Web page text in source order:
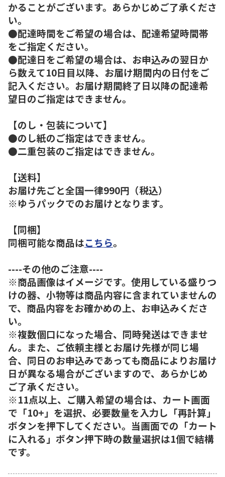
かることがございます。あらかじめご了承くださ
い。
●配達時間をご希望の場合は、配達希望時間帯
をご指定ください。
●配達日をご希望の場合は、お申込みの翌日か
ら数えて10日目以降、お届け期間内の日付をご
記入ください。お届け期間終了日以降の配達希
望日のご指定はできません。
【のし・包装について】
●のし紙のご指定はできません。
●二重包装のご指定はできません。
【送料】
お届け先ごと全国一律990円（税込）
※ゆうパックでのお届けとなります。
【同梱】
同梱可能な商品はこちら。
----その他のご注意----
※商品画像はイメージです。使用している盛りつ
けの器、小物等は商品内容に含まれていませんの
で、商品内容をお確かめの上、お申込みくださ
い。
※複数個口になった場合、同時発送はできませ
ん。また、ご依頼主様とお届け先様が同じ場
合、同日のお申込みであっても商品によりお届け
日が異なる場合がございますので、あらかじめ
ご了承ください。
※11点以上、ご購入希望の場合は、カート画面
で「10+」を選択、必要数量を入力し「再計算」
ボタンを押下してください。当画面での「カート
に入れる」ボタン押下時の数量選択は1個で結構
です。